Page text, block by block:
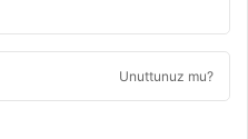
Unuttunuz mu?